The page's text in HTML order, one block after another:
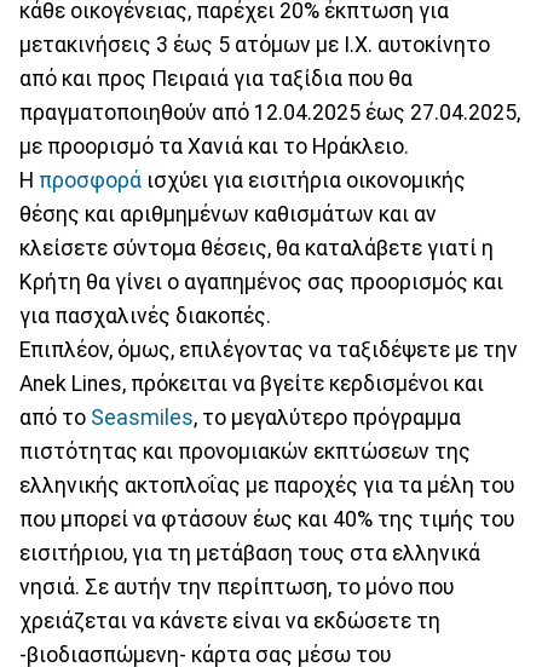
κάθε οικογένειας, παρέχει 20% έκπτωση για
μετακινήσεις 3 έως 5 ατόμων με Ι.Χ. αυτοκίνητο
από και προς Πειραιά για ταξίδια που θα
πραγματοποιηθούν από 12.04.2025 έως 27.04.2025,
με προορισμό τα Χανιά και το Ηράκλειο.
Η προσφορά ισχύει για εισιτήρια οικονομικής
θέσης και αριθμημένων καθισμάτων και αν
κλείσετε σύντομα θέσεις, θα καταλάβετε γιατί η
Κρήτη θα γίνει ο αγαπημένος σας προορισμός και
για πασχαλινές διακοπές.
Επιπλέον, όμως, επιλέγοντας να ταξιδέψετε με την
Αnek Lines, πρόκειται να βγείτε κερδισμένοι και
από το Seasmiles, το μεγαλύτερο πρόγραμμα
πιστότητας και προνομιακών εκπτώσεων της
ελληνικής ακτοπλοΐας με παροχές για τα μέλη του
που μπορεί να φτάσουν έως και 40% της τιμής του
εισιτήριου, για τη μετάβαση τους στα ελληνικά
νησιά. Σε αυτήν την περίπτωση, το μόνο που
χρειάζεται να κάνετε είναι να εκδώσετε τη
-βιοδιασπώμενη- κάρτα σας μέσω του